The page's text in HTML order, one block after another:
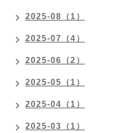
2025-08（1）
2025-07（4）
2025-06（2）
2025-05（1）
2025-04（1）
2025-03（1）